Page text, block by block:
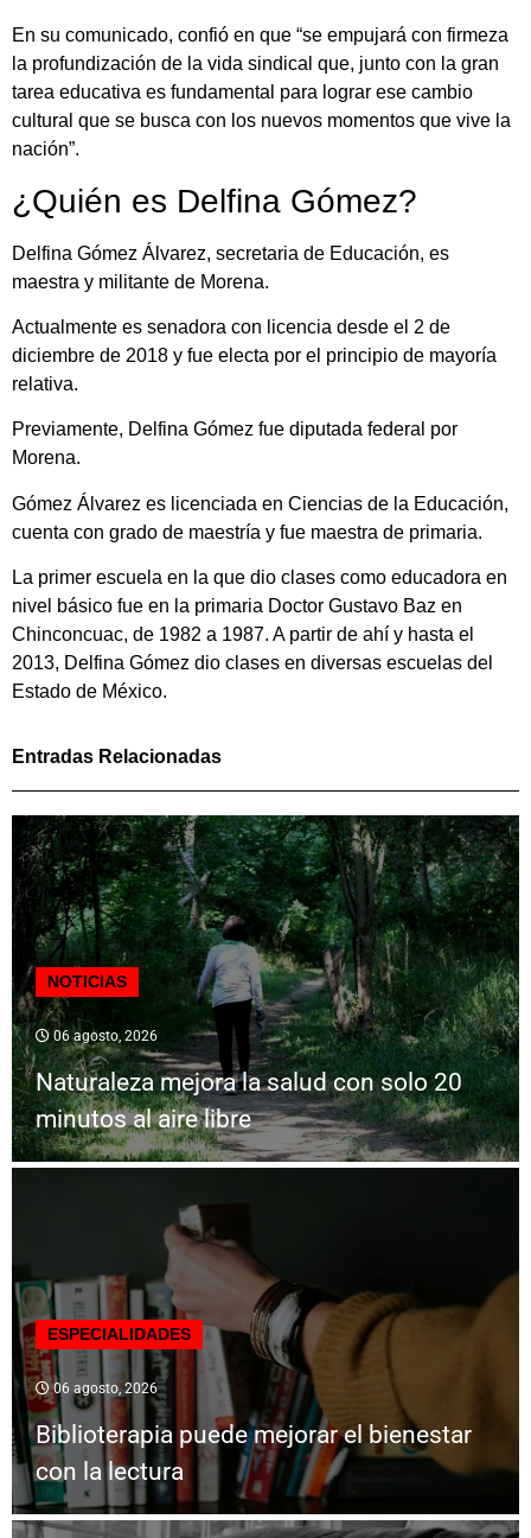
En su comunicado, confió en que “se empujará con firmeza
la profundización de la vida sindical que, junto con la gran
tarea educativa es fundamental para lograr ese cambio
cultural que se busca con los nuevos momentos que vive la
nación”.
¿Quién es Delfina Gómez?
Delfina Gómez Álvarez, secretaria de Educación, es
maestra y militante de Morena.
Actualmente es senadora con licencia desde el 2 de
diciembre de 2018 y fue electa por el principio de mayoría
relativa.
Previamente, Delfina Gómez fue diputada federal por
Morena.
Gómez Álvarez es licenciada en Ciencias de la Educación,
cuenta con grado de maestría y fue maestra de primaria.
La primer escuela en la que dio clases como educadora en
nivel básico fue en la primaria Doctor Gustavo Baz en
Chinconcuac, de 1982 a 1987. A partir de ahí y hasta el
2013, Delfina Gómez dio clases en diversas escuelas del
Estado de México.
Entradas Relacionadas
NOTICIAS
06 agosto, 2026
Naturaleza mejora la salud con solo 20
minutos al aire libre
ESPECIALIDADES
06 agosto, 2026
Biblioterapia puede mejorar el bienestar
con la lectura